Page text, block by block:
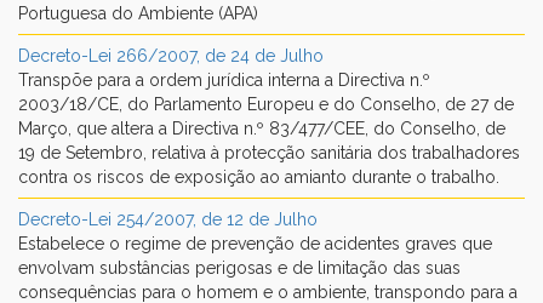
Portuguesa do Ambiente (APA)
Decreto-Lei 266/2007, de 24 de Julho
Transpõe para a ordem jurídica interna a Directiva n.º
2003/18/CE, do Parlamento Europeu e do Conselho, de 27 de
Março, que altera a Directiva n.º 83/477/CEE, do Conselho, de
19 de Setembro, relativa à protecção sanitária dos trabalhadores
contra os riscos de exposição ao amianto durante o trabalho.
Decreto-Lei 254/2007, de 12 de Julho
Estabelece o regime de prevenção de acidentes graves que
envolvam substâncias perigosas e de limitação das suas
consequências para o homem e o ambiente, transpondo para a